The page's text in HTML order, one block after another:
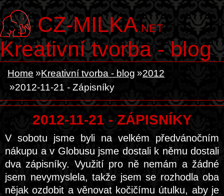
CZ-MILKA.NET
Kreativní tvorba - blog
Home Kreativní tvorba - blog
2012
2012-11-21 - Zápisníky
2012-11-21 - ZÁPISNÍKY
V sobotu jsme byli na velkém předvánočním
nákupu a v Globusu jsme dostali k němu dostali
dva zápisníky. Využití pro ně nemám a žádné
jsem nevymyslela, takže jsem se rozhodla oba
nějak ozdobit a věnovat kočičímu útulku, aby je